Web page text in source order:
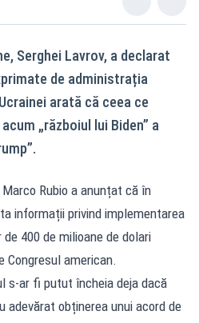
Serghei Lavrov, a declarat
de administrația
arată că ceea ce
„războiul lui Biden” a
Rubio a anunțat că în
informații privind implementarea
400 de milioane de dolari
Congresul american.
s-ar fi putut încheia deja dacă
obținerea unui acord de